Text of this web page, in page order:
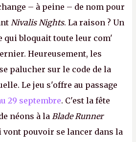
– à peine – de nom pour
Nivalis Nights. La raison ? Un
bloquait toute leur com'
Heureusement, les
palucher sur le code de la
Le jeu s'offre au passage
29 septembre. C'est la fête
néons à la Blade Runner
vont pouvoir se lancer dans la